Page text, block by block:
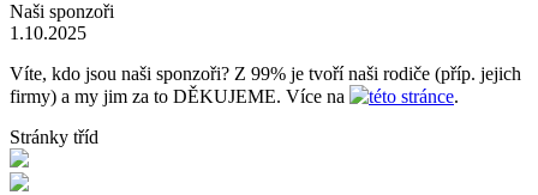
Naši sponzoři
1.10.2025
Víte, kdo jsou naši sponzoři? Z 99% je tvoří naši rodiče (příp. jejich
firmy) a my jim za to DĚKUJEME. Více na
této stránce.
Stránky tříd